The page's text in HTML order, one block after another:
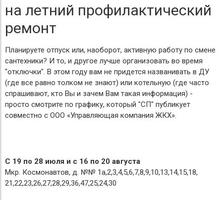
на летний профилактический
ремонт
Планируете отпуск или, наоборот, активную работу по смене
сантехники? И то, и другое лучше организовать во время
"отключки". В этом году вам не придется названивать в ДУ
(где все равно толком не знают) или котельную (где часто
спрашивают, кто Вы и зачем Вам такая информация) -
просто смотрите по графику, который "СП" публикует
совместно с ООО «Управляющая компания ЖКХ».
С 19 по 28 июля и с 16 по 20 августа
Мкр. Космонавтов, д. №№ 1а,2,3,4,5,6,7,8,9,10,13,14,15,18,
21,22,23,26,27,28,29,36,47,25,24,30